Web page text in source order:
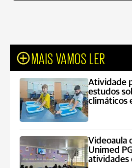
MAIS VAMOS LER
Atividade
estudos
climáticos
Videoaula
Unimed
atividades